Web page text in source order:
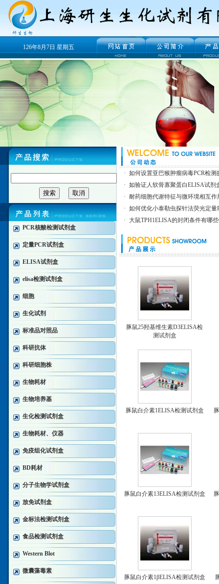
126年8月7日 星期五
PCR核酸检测试剂盒
定量PCR试剂盒
ELISA试剂盒
elisa检测试剂盒
细胞
生化试剂
标准品对照品
科研抗体
科研细胞株
生物耗材
生物培养基
生化检测试剂盒
生物耗材、仪器
免疫组化试剂盒
BD耗材
分子生物学试剂盒
放免试剂盒
金标法检测试剂盒
食品检测试剂盒
Western Blot
微囊藻毒素
· 如何设置亚巴猴肿瘤病毒PCR检测
· 如验证人软骨寡聚蛋白ELISA试剂
· 耐药细胞代谢特征与微环境相互作
· 如何优化小泰勒虫探针法荧光定量
·
大鼠TPH1ELISA的封闭条件有哪
豚鼠25羟基维生素D3ELISA检
测试剂盒
豚鼠白介素1ELISA检测试剂盒
豚鼠白介素13ELISA检测试剂盒
豚鼠白介素1βELISA检测试剂盒